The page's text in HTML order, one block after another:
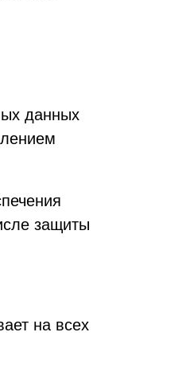
данных
защиты
на всех